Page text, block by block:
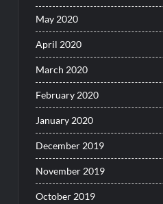
May 2020
April 2020
March 2020
February 2020
January 2020
December 2019
November 2019
October 2019